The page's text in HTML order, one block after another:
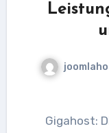
Gigahost: Die Zukunft des Webhostings